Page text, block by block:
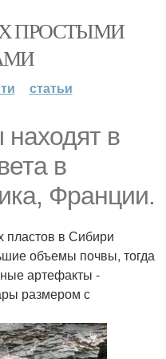
ПРОСТЫМИ
статьи
в
в
Франции.
пластов в Сибири
объемы почвы, тогда
артефакты -
размером с